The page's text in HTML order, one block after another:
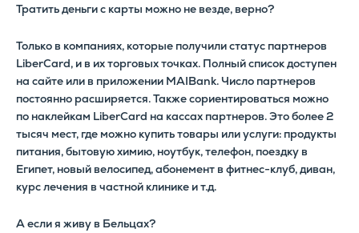
Тратить деньги с карты можно не везде, верно?
Только в компаниях, которые получили статус партнеров
LiberCard, и в их торговых точках. Полный список доступен
на сайте или в приложении MAIBank. Число партнеров
постоянно расширяется. Также сориентироваться можно
по наклейкам LiberCard на кассах партнеров. Это более 2
тысяч мест, где можно купить товары или услуги: продукты
питания, бытовую химию, ноутбук, телефон, поездку в
Египет, новый велосипед, абонемент в фитнес-клуб, диван,
курс лечения в частной клинике и т.д.
А если я живу в Бельцах?